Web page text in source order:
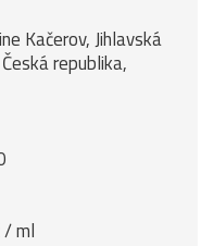
Kačerov, Jihlavská
republika,
/ ml